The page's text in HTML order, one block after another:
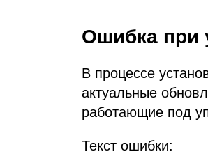
Ошибка при
В процессе
актуальные
работающие под
Текст ошибки: